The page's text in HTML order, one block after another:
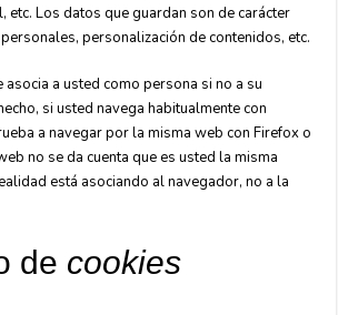
etc. Los datos que guardan son de carácter
personalización de contenidos, etc.
a usted como persona si no a su
si usted navega habitualmente con
a navegar por la misma web con Firefox o
no se da cuenta que es usted la misma
está asociando al navegador, no a la
de cookies